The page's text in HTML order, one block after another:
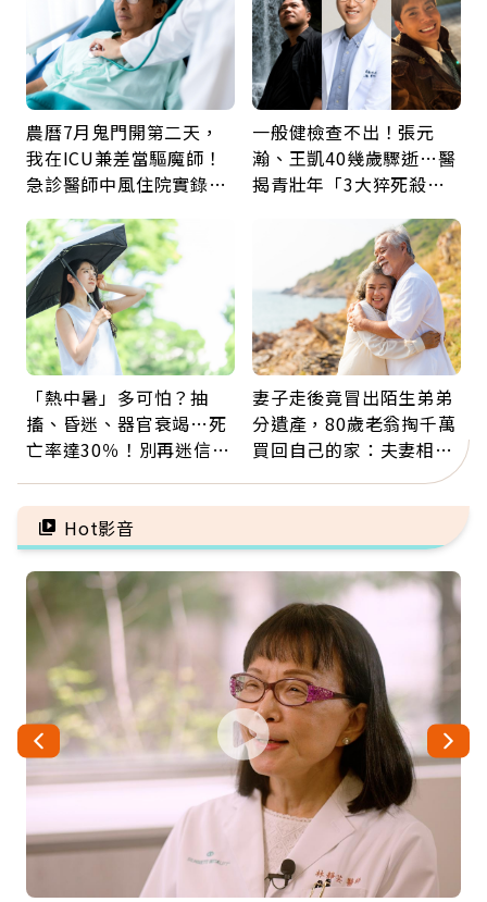
農曆7月鬼門開第二天，
我在ICU兼差當驅魔師！
急診醫師中風住院實錄：
一般健檢查不出！張元
瀚、王凱40幾歲驟逝…醫
揭青壯年「3大猝死殺
「熱中暑」多可怕？抽
搐、昏迷、器官衰竭…死
亡率達30％！別再迷信
5招才能真救命
妻子走後竟冒出陌生弟弟
分遺產，80歲老翁掏千萬
買回自己的家：夫妻相守
60年，卻輸給一個名字
Hot影音